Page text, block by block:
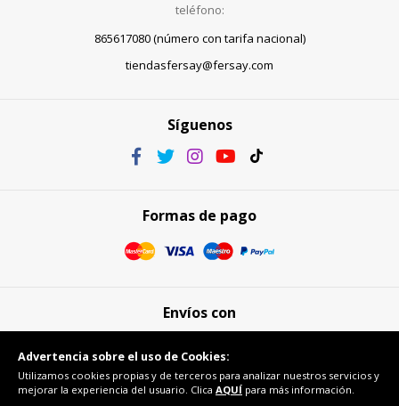
teléfono:
865617080 (número con tarifa nacional)
tiendasfersay@fersay.com
Síguenos
Formas de pago
Envíos con
Advertencia sobre el uso de Cookies:
Utilizamos cookies propias y de terceros para analizar nuestros servicios y
mejorar la experiencia del usuario. Clica AQUÍ para más información.